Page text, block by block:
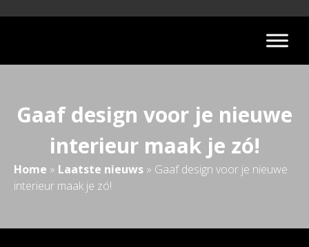
Gaaf design voor je nieuwe
interieur maak je zó!
Home » Laatste nieuws » Gaaf design voor je nieuwe
interieur maak je zó!